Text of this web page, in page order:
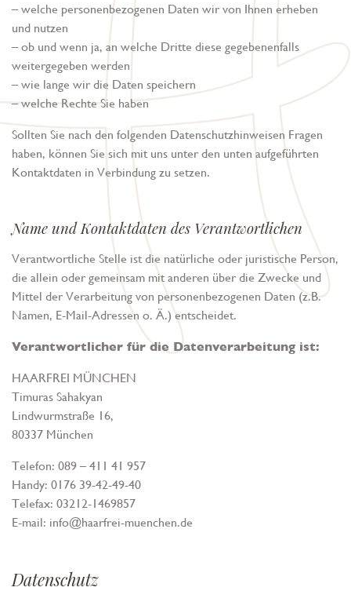
– welche personenbezogenen Daten wir von Ihnen erheben
und nutzen
– ob und wenn ja, an welche Dritte diese gegebenenfalls
weitergegeben werden
– wie lange wir die Daten speichern
– welche Rechte Sie haben
Sollten Sie nach den folgenden Datenschutzhinweisen Fragen
haben, können Sie sich mit uns unter den unten aufgeführten
Kontaktdaten in Verbindung zu setzen.
Name und Kontaktdaten des Verantwortlichen
Verantwortliche Stelle ist die natürliche oder juristische Person,
die allein oder gemeinsam mit anderen über die Zwecke und
Mittel der Verarbeitung von personenbezogenen Daten (z.B.
Namen, E-Mail-Adressen o. Ä.) entscheidet.
Verantwortlicher für die Datenverarbeitung ist:
HAARFREI MÜNCHEN
Timuras Sahakyan
Lindwurmstraße 16,
80337 München
Telefon: 089 – 411 41 957
Handy: 0176 39-42-49-40
Telefax: 03212-1469857
E-mail: info@haarfrei-muenchen.de
Datenschutz